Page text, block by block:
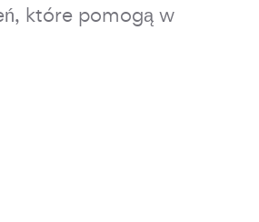
które pomogą w